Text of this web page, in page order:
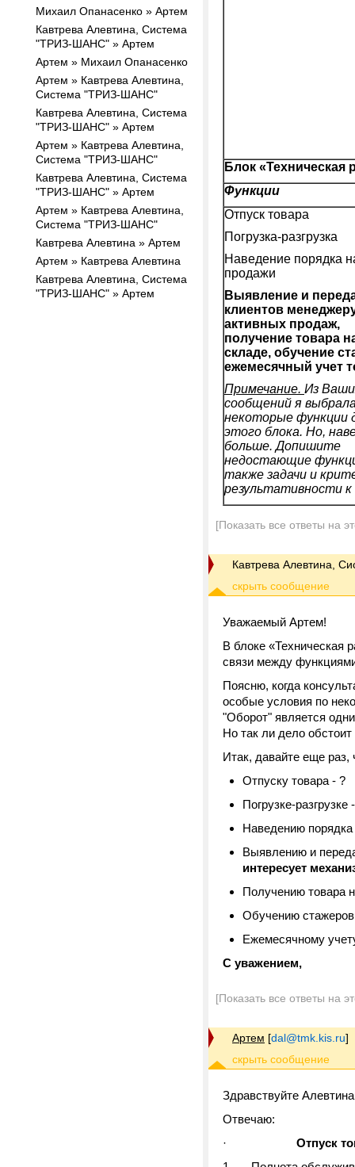
Михаил Опанасенко » Артем
Кавтрева Алевтина, Система
"ТРИЗ-ШАНС" » Артем
Артем » Михаил Опанасенко
Артем » Кавтрева Алевтина,
Система "ТРИЗ-ШАНС"
Кавтрева Алевтина, Система
"ТРИЗ-ШАНС" » Артем
Артем » Кавтрева Алевтина,
Система "ТРИЗ-ШАНС"
Кавтрева Алевтина, Система
"ТРИЗ-ШАНС" » Артем
Артем » Кавтрева Алевтина,
Система "ТРИЗ-ШАНС"
Кавтрева Алевтина » Артем
Артем » Кавтрева Алевтина
Кавтрева Алевтина, Система
"ТРИЗ-ШАНС" » Артем
Блок
Функции
Отпуск товара
Погрузка-разгрузка
Наведение порядка
продажи
Выявление и
клиентов
активных продаж,
получение товара
складе, обучение
ежемесячный учет
Примечание. Из
сообщений я
некоторые функции
этого блока. Но,
больше. Допишите
недостающие
также задачи и
результативности к
[Показать все ответы на
Кавтрева Алевтина,
Уважаемый Артем!
В блоке «Техническая
связи между
Поясню, когда
особые условия по
"Оборот" является
Но так ли дело
Итак, давайте еще раз,
Отпуску товара - ?
Погрузке-разгрузке
Наведению
Выявлению и
интересует
Получению товара
Обучению
Ежемесячному
С уважением,
[Показать все ответы на
Артем [dal@tmk.kis.ru]
Здравствуйте
Отвечаю:
· Отпуск